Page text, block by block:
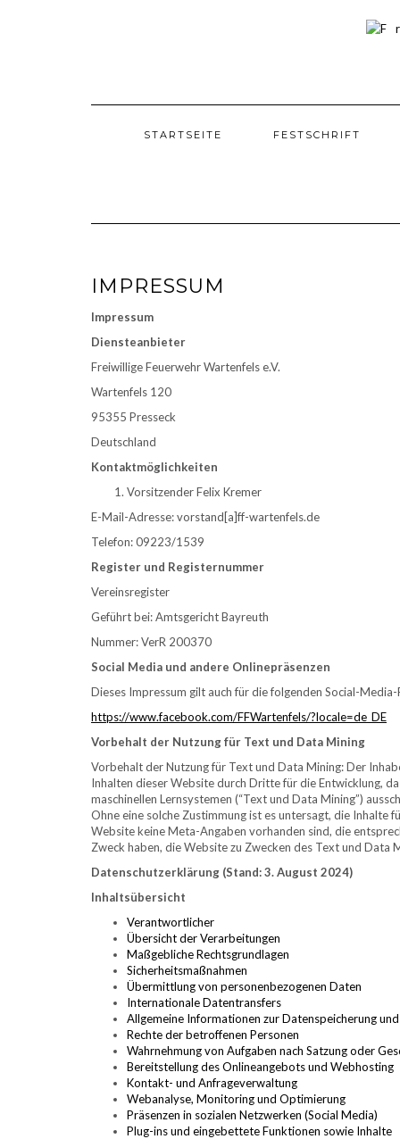
STARTSEITE FESTSCHRIFT
IMPRESSUM
Impressum
Diensteanbieter
Freiwillige Feuerwehr Wartenfels e.V.
Wartenfels 120
95355 Presseck
Deutschland
Kontaktmöglichkeiten
Vorsitzender Felix Kremer
E-Mail-Adresse: vorstand[a]ff-wartenfels.de
Telefon: 09223/1539
Register und Registernummer
Vereinsregister
Geführt bei: Amtsgericht Bayreuth
Nummer: VerR 200370
Social Media und andere Onlinepräsenzen
Dieses Impressum gilt auch für die folgenden Social-
https://www.facebook.com/FFWartenfels/?locale=de_DE
Vorbehalt der Nutzung für Text und Data Mining
Vorbehalt der Nutzung für Text und Data Mining: Der
Inhalten dieser Website durch Dritte für die Entwicklung,
maschinellen Lernsystemen (“Text und Data Mining”)
Ohne eine solche Zustimmung ist es untersagt, die Inhalte
Website keine Meta-Angaben vorhanden sind, die
Zweck haben, die Website zu Zwecken des Text und Data
Datenschutzerklärung (Stand: 3. August 2024)
Inhaltsübersicht
Verantwortlicher
Übersicht der Verarbeitungen
Maßgebliche Rechtsgrundlagen
Sicherheitsmaßnahmen
Übermittlung von personenbezogenen Daten
Internationale Datentransfers
Allgemeine Informationen zur Datenspeicherung und
Rechte der betroffenen Personen
Wahrnehmung von Aufgaben nach Satzung oder
Bereitstellung des Onlineangebots und Webhosting
Kontakt- und Anfrageverwaltung
Webanalyse, Monitoring und Optimierung
Präsenzen in sozialen Netzwerken (Social Media)
Plug-ins und eingebettete Funktionen sowie Inhalte